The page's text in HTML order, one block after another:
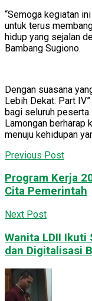
“Semoga kegiatan
untuk terus
hidup yang sejalan
Bambang Sugiono.
Dengan suasana
Lebih Dekat: Part
bagi seluruh
Lamongan berharap
menuju kehidupan
Previous Post
Program Kerja
Cita Pemerintah
Next Post
Wanita LDII
dan Digitalisasi